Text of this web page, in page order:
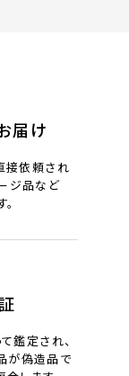
届け
接依頼され
ジ品など
鑑定され、
が偽造品で